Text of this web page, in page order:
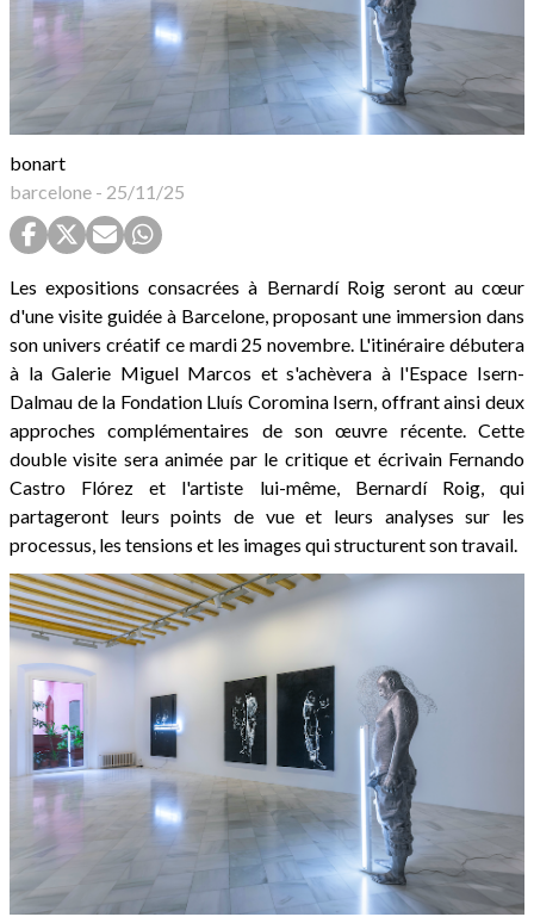
bonart
barcelone - 25/11/25
Les expositions consacrées à Bernardí Roig seront au cœur
d'une visite guidée à Barcelone, proposant une immersion dans
son univers créatif ce mardi 25 novembre. L'itinéraire débutera
à la Galerie Miguel Marcos et s'achèvera à l'Espace Isern-
Dalmau de la Fondation Lluís Coromina Isern, offrant ainsi deux
approches complémentaires de son œuvre récente. Cette
double visite sera animée par le critique et écrivain Fernando
Castro Flórez et l'artiste lui-même, Bernardí Roig, qui
partageront leurs points de vue et leurs analyses sur les
processus, les tensions et les images qui structurent son travail.